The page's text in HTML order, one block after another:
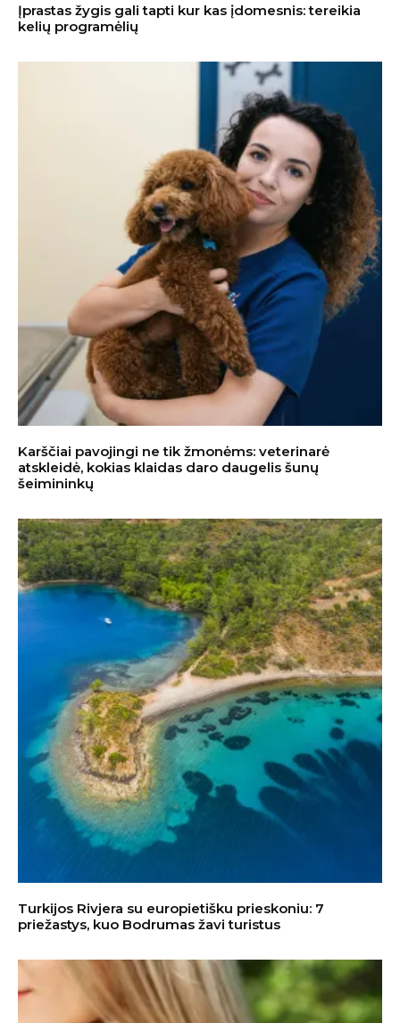
Įprastas žygis gali tapti kur kas įdomesnis: tereikia
kelių programėlių
Karščiai pavojingi ne tik žmonėms: veterinarė
atskleidė, kokias klaidas daro daugelis šunų
šeimininkų
Turkijos Rivjera su europietišku prieskoniu: 7
priežastys, kuo Bodrumas žavi turistus